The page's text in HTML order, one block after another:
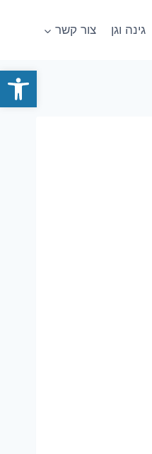
פתח
גינה וגן צור קשר